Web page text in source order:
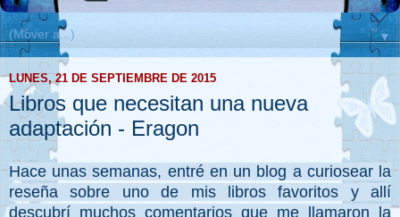
▼
LUNES, 21 DE SEPTIEMBRE DE 2015
Libros que necesitan una nueva
adaptación - Eragon
Hace unas semanas, entré en un blog a curiosear la
reseña sobre uno de mis libros favoritos y allí
descubrí muchos comentarios que me llamaron la